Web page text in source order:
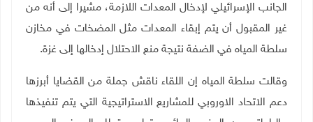
الجانب الإسرائيلي لإدخال المعدات اللازمة، مشيرا إلى أنه من
غير المقبول أن يتم إبقاء المعدات مثل المضخات في مخازن
سلطة المياه في الضفة نتيجة منع الاحتلال إدخالها إلى غزة.
وقالت سلطة المياه إن اللقاء ناقش جملة من القضايا أبرزها
دعم الاتحاد الاوروبي للمشاريع الاستراتيجية التي يتم تنفيذها